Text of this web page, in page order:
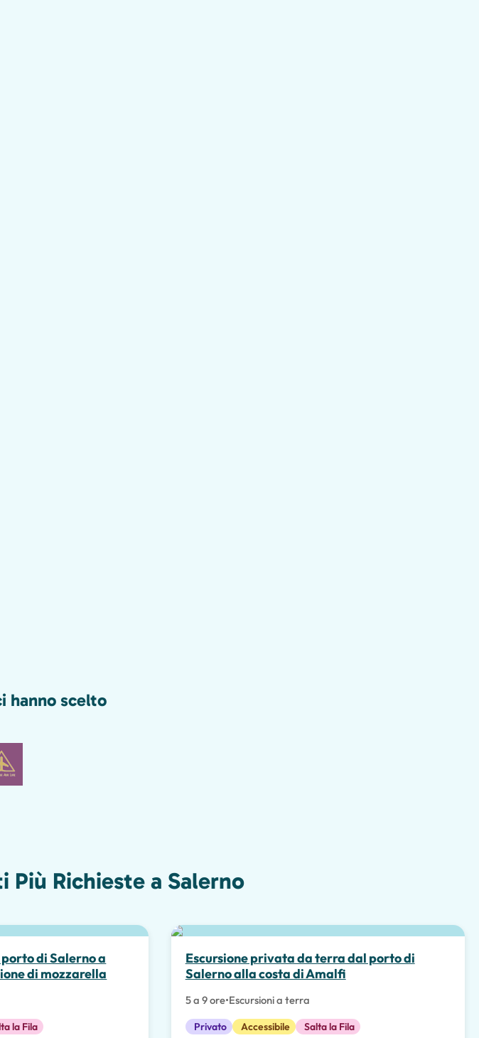
hanno scelto
Più Richieste a Salerno
di Salerno a
di mozzarella
la Fila
Escursione privata da terra dal porto di
Salerno alla costa di Amalfi
5 a 9 ore•Escursioni a terra
Privato Accessibile Salta la Fila